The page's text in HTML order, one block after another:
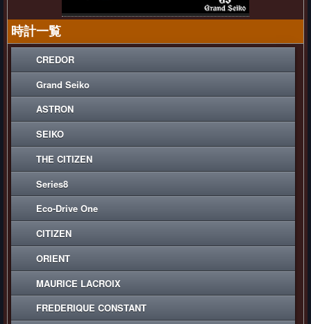
時計一覧
CREDOR
Grand Seiko
ASTRON
SEIKO
THE CITIZEN
Series8
Eco-Drive One
CITIZEN
ORIENT
MAURICE LACROIX
FREDERIQUE CONSTANT